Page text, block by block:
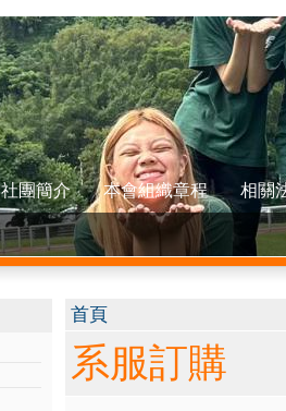
社團簡介 本會組織章程 相關
您在這裡
首頁
系服訂購